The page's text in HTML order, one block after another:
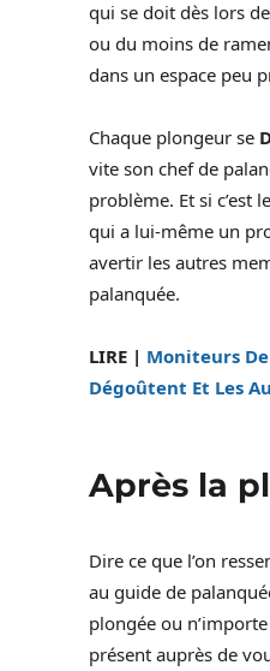
qui se doit dès lors
ou du moins de
dans un espace peu
Chaque plongeur se
vite son chef de
problème. Et si c’est
qui a lui-même un
avertir les autres
palanquée.
LIRE | Moniteurs
Dégoûtent Et Les
Après la
Dire ce que l’on
au guide de
plongée ou
présent auprès de